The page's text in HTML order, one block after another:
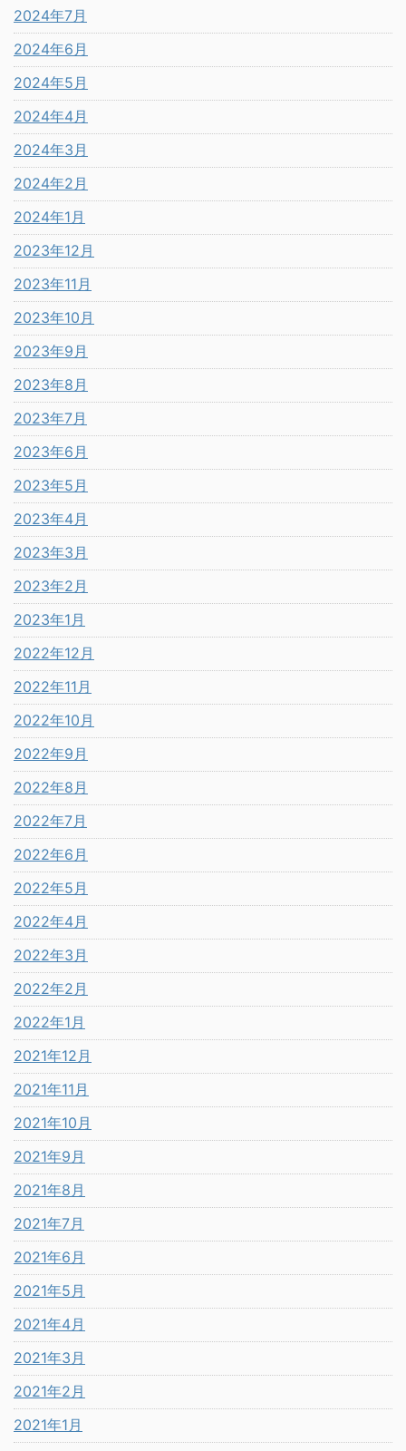
2024年7月
2024年6月
2024年5月
2024年4月
2024年3月
2024年2月
2024年1月
2023年12月
2023年11月
2023年10月
2023年9月
2023年8月
2023年7月
2023年6月
2023年5月
2023年4月
2023年3月
2023年2月
2023年1月
2022年12月
2022年11月
2022年10月
2022年9月
2022年8月
2022年7月
2022年6月
2022年5月
2022年4月
2022年3月
2022年2月
2022年1月
2021年12月
2021年11月
2021年10月
2021年9月
2021年8月
2021年7月
2021年6月
2021年5月
2021年4月
2021年3月
2021年2月
2021年1月